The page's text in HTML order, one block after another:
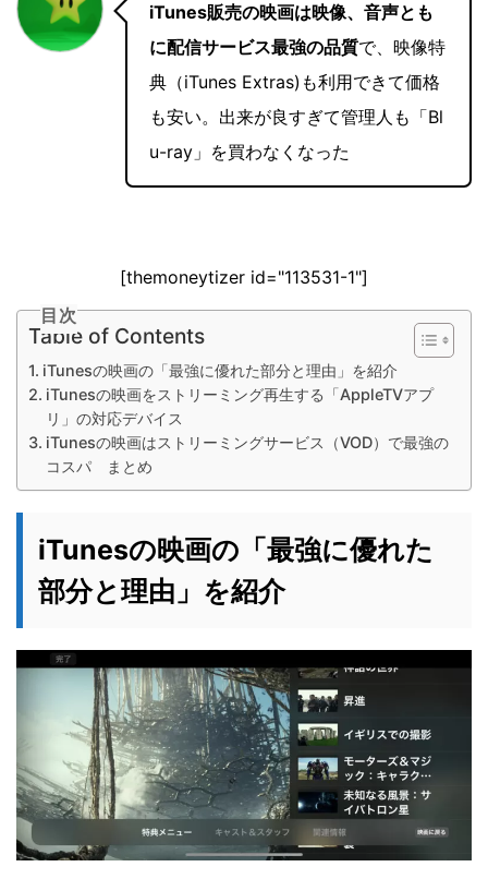
iTunes販売の映画は映像、音声とも
に配信サービス最強の品質で、映像特
典（iTunes Extras)も利用できて価格
も安い。出来が良すぎて管理人も「Bl
u-ray」を買わなくなった
[themoneytizer id="113531-1"]
目次
Table of Contents
iTunesの映画の「最強に優れた部分と理由」を紹介
iTunesの映画をストリーミング再生する「AppleTVアプ
リ」の対応デバイス
iTunesの映画はストリーミングサービス（VOD）で最強の
コスパ まとめ
iTunesの映画の「最強に優れた
部分と理由」を紹介